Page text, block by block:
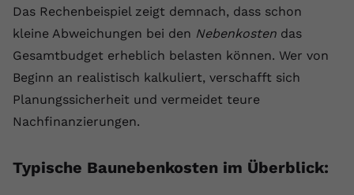
Das Rechenbeispiel zeigt demnach, dass schon
kleine Abweichungen bei den Nebenkosten das
Gesamtbudget erheblich belasten können. Wer von
Beginn an realistisch kalkuliert, verschafft sich
Planungssicherheit und vermeidet teure
Nachfinanzierungen.
Typische Baunebenkosten im Überblick: